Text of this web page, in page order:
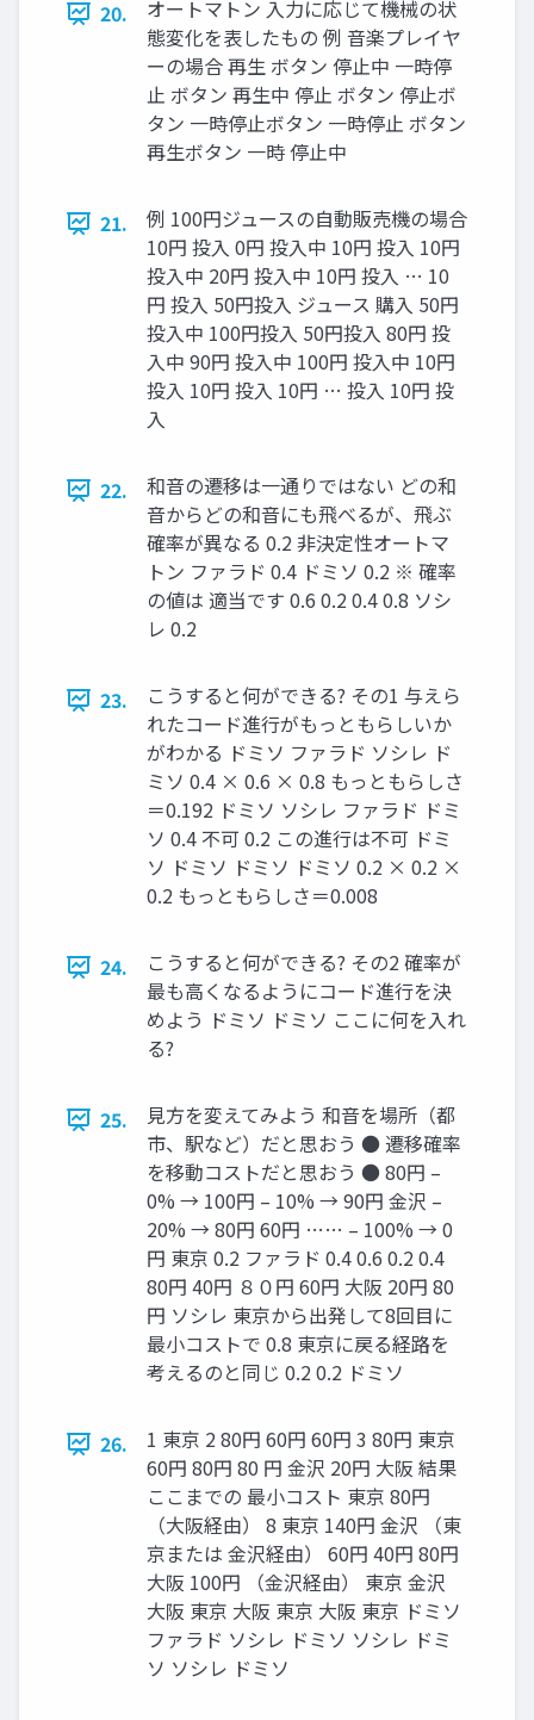
20.
オートマトン 入力に応じて機械の状
態変化を表したもの 例 音楽プレイヤ
ーの場合 再生 ボタン 停止中 一時停
止 ボタン 再生中 停止 ボタン 停止ボ
タン 一時停止ボタン 一時停止 ボタン
再生ボタン 一時 停止中
21.
例 100円ジュースの自動販売機の場合
10円 投入 0円 投入中 10円 投入 10円
投入中 20円 投入中 10円 投入 … 10
円 投入 50円投入 ジュース 購入 50円
投入中 100円投入 50円投入 80円 投
入中 90円 投入中 100円 投入中 10円
投入 10円 投入 10円 … 投入 10円 投
入
22.
和音の遷移は一通りではない どの和
音からどの和音にも飛べるが、飛ぶ
確率が異なる 0.2 非決定性オートマ
トン ファラド 0.4 ドミソ 0.2 ※ 確率
の値は 適当です 0.6 0.2 0.4 0.8 ソシ
レ 0.2
23.
こうすると何ができる? その1 与えら
れたコード進行がもっともらしいか
がわかる ドミソ ファラド ソシレ ド
ミソ 0.4 × 0.6 × 0.8 もっともらしさ
＝0.192 ドミソ ソシレ ファラド ドミ
ソ 0.4 不可 0.2 この進行は不可 ドミ
ソ ドミソ ドミソ ドミソ 0.2 × 0.2 ×
0.2 もっともらしさ＝0.008
24.
こうすると何ができる? その2 確率が
最も高くなるようにコード進行を決
めよう ドミソ ドミソ ここに何を入れ
る?
25.
見方を変えてみよう 和音を場所（都
市、駅など）だと思おう ● 遷移確率
を移動コストだと思おう ● 80円 –
0% → 100円 – 10% → 90円 金沢 –
20% → 80円 60円 …… – 100% → 0
円 東京 0.2 ファラド 0.4 0.6 0.2 0.4
80円 40円 ８０円 60円 大阪 20円 80
円 ソシレ 東京から出発して8回目に
最小コストで 0.8 東京に戻る経路を
考えるのと同じ 0.2 0.2 ドミソ
26.
1 東京 2 80円 60円 60円 3 80円 東京
60円 80円 80 円 金沢 20円 大阪 結果
ここまでの 最小コスト 東京 80円
（大阪経由） 8 東京 140円 金沢 （東
京または 金沢経由） 60円 40円 80円
大阪 100円 （金沢経由） 東京 金沢
大阪 東京 大阪 東京 大阪 東京 ドミソ
ファラド ソシレ ドミソ ソシレ ドミ
ソ ソシレ ドミソ